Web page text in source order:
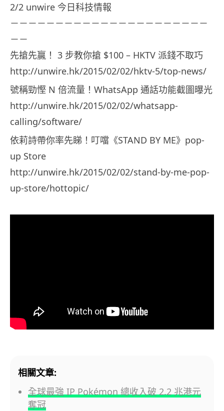
2/2 unwire 今日科技情報
－－－－－－－－－－－－－－－－－－－－－－
－－
先搶先贏！ 3 步教你搶 $100 – HKTV 派錢不取巧
http://unwire.hk/2015/02/02/hktv-5/top-news/
號稱勁慳 N 倍流量！WhatsApp 通話功能截圖曝光
http://unwire.hk/2015/02/02/whatsapp-
calling/software/
依莉詩帶你率先睇！叮噹《STAND BY ME》pop-
up Store
http://unwire.hk/2015/02/02/stand-by-me-pop-
up-store/hottopic/
相關文章:
全球最強 IP Pokémon 總收入破 2.2 兆港元
奪冠